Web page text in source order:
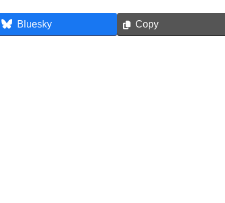
Bluesky Copy